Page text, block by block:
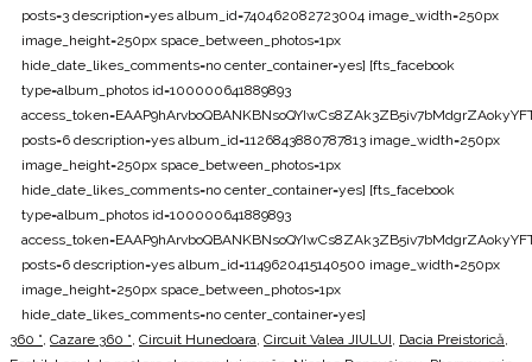
posts=3 description=yes album_id=740462082723004 image_width=250px
image_height=250px space_between_photos=1px
hide_date_likes_comments=no center_container=yes] [fts_facebook
type=album_photos id=100000641889893
posts=6 description=yes album_id=1126843880787813 image_width=250px
image_height=250px space_between_photos=1px
hide_date_likes_comments=no center_container=yes] [fts_facebook
type=album_photos id=100000641889893
posts=6 description=yes album_id=1149620415140500 image_width=250px
image_height=250px space_between_photos=1px
hide_date_likes_comments=no center_container=yes]
360 ° Cazare 360 ° Circuit Hunedoara Circuit Valea JIULUI Dacia Preistorică